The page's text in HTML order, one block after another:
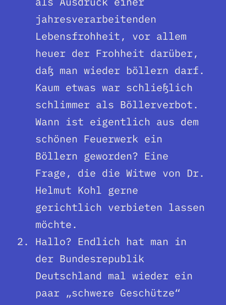
jahresverarbeitenden
Lebensfrohheit, vor allem
heuer der Frohheit darüber,
daß man wieder böllern darf.
Kaum etwas war schließlich
schlimmer als Böllerverbot.
Wann ist eigentlich aus dem
schönen Feuerwerk ein
Böllern geworden? Eine
Frage, die die Witwe von Dr.
Helmut Kohl gerne
gerichtlich verbieten lassen
möchte.
Hallo? Endlich hat man in
der Bundesrepublik
Deutschland mal wieder ein
paar „schwere Geschütze“